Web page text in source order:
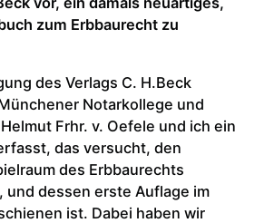
zum Erbbaurecht zu
des Verlags C. H.Beck
Notarkollege und
Frhr. v. Oefele und ich ein
das versucht, den
des Erbbaurechts
und dessen erste Auflage im
ist. Dabei haben wir